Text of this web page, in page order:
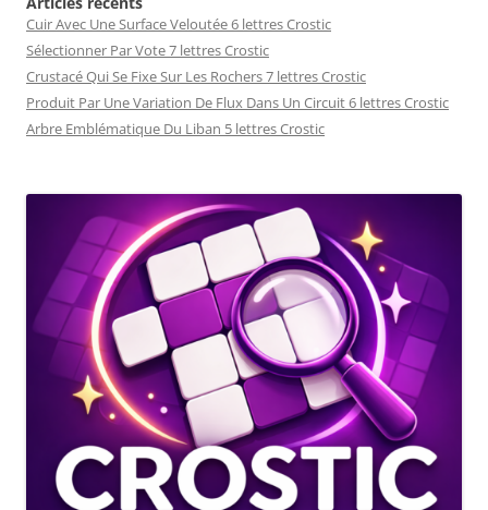
Cuir Avec Une Surface Veloutée 6 lettres Crostic
Sélectionner Par Vote 7 lettres Crostic
Crustacé Qui Se Fixe Sur Les Rochers 7 lettres Crostic
Produit Par Une Variation De Flux Dans Un Circuit 6 lettres Crostic
Arbre Emblématique Du Liban 5 lettres Crostic